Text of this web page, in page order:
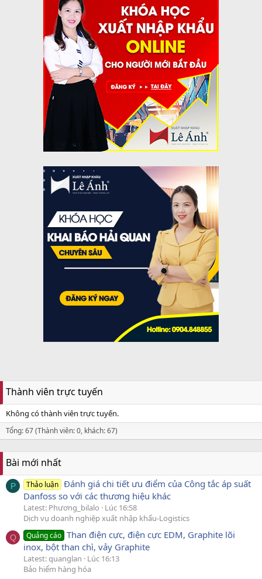
Thành viên trực tuyến
Không có thành viên trực tuyến.
Tổng: 67 (Thành viên: 0, khách: 67)
Bài mới nhất
P Thảo luận Đánh giá chi tiết ưu điểm của Công tắc áp suất
Danfoss so với các thương hiệu khác
Latest: Phương_bilalo
Lúc 16:58
Dịch vụ doanh nghiệp xuất nhập khẩu-Logistics
Q Quảng cáo Than điện cực, điện cực EDM, Graphite lõi
inox, bột than chì, vảy Graphite
Latest: quanglan
Lúc 16:13
Bảo hiểm hàng hóa